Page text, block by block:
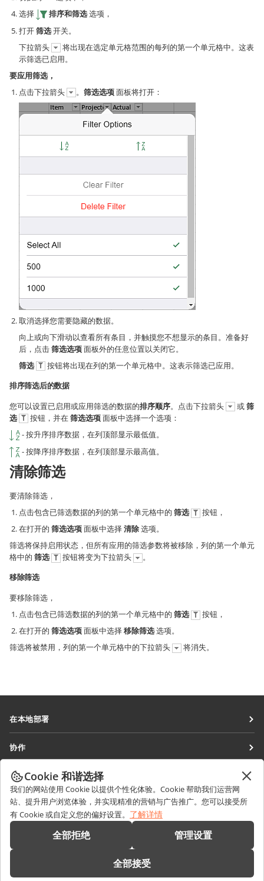
选择
排序和筛选选项，
打开筛选开关。
下拉箭头
将出现在选定单元格范围的每列的第一个单元格中。这表
示筛选已启用。
要应用筛选，
点击下拉箭头
。 筛选选项面板将打开：
取消选择您需要隐藏的数据。
向上或向下滑动以查看所有条目，并触摸您不想显示的条目。准备好
后，点击筛选选项面板外的任意位置以关闭它。
筛选
按钮将出现在列的第一个单元格中。这表示筛选已应用。
排序筛选后的数据
您可以设置已启用或应用筛选的数据的排序顺序。点击下拉箭头 或筛
选
按钮，并在筛选选项面板中选择一个选项：
- 按升序排序数据，在列顶部显示最低值。
- 按降序排序数据，在列顶部显示最高值。
清除筛选
要清除筛选，
点击包含已筛选数据的列的第一个单元格中的 筛选
按钮，
在打开的 筛选选项面板中选择清除选项。
筛选将保持启用状态，但所有应用的筛选参数将被移除，列的第一个单元
格中的 筛选 按钮将变为下拉箭头
。
移除筛选
要移除筛选，
点击包含已筛选数据的列的第一个单元格中的 筛选
按钮，
在打开的 筛选选项面板中选择移除筛选选项。
筛选将被禁用，列的第一个单元格中的下拉箭头
将消失。
在本地部署
协作空间
工作区
连接器
桌面应用程序
移动应用程序
协作
针对翻译人员
针对博主
职位空缺
获取最新资讯
博客
获取帮助
论坛
销售相关问题
sales@onlyoffice.com
partners@onlyoffice.com
Cookie 和谐选择
我们的网站使用 Cookie 以提供个性化体验。Cookie 帮助我们运营网
站、提升用户浏览体验，并实现精准的营销与广告推广。您可以接受所
有 Cookie 或自定义您的偏好设置。 了解详情
全部拒绝 管理设置
全部接受